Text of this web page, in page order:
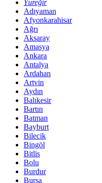
Yüreğir
Adıyaman
Afyonkarahisar
Ağrı
Aksaray
Amasya
Ankara
Antalya
Ardahan
Artvin
Aydın
Balıkesir
Bartın
Batman
Bayburt
Bilecik
Bingöl
Bitlis
Bolu
Burdur
Bursa